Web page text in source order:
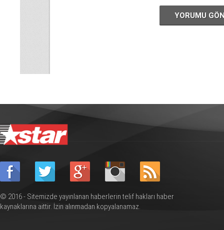
YORUMU
© 2016 - Sitemizde yayınlanan haberlerin telif hakları haber
kaynaklarına aittir. İzin alınmadan kopyalanamaz.